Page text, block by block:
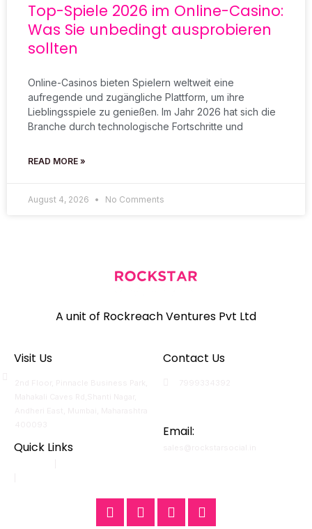
Top-Spiele 2026 im Online-Casino:
Was Sie unbedingt ausprobieren
sollten
Online-Casinos bieten Spielern weltweit eine
aufregende und zugängliche Plattform, um ihre
Lieblingsspiele zu genießen. Im Jahr 2026 hat sich die
Branche durch technologische Fortschritte und
READ MORE »
August 4, 2026 No Comments
A unit of Rockreach Ventures Pvt Ltd
Visit Us
Quick Links
Contact Us
Email:
F
a
T
w
L
i
I
n